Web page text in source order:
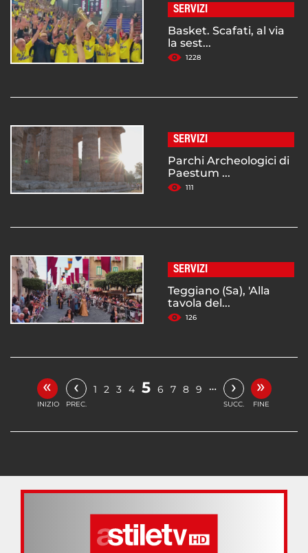
SERVIZI
Basket. Scafati, al via
la sest...
1228
SERVIZI
Parchi Archeologici di
Paestum ...
111
SERVIZI
Teggiano (Sa), 'Alla
tavola del...
126
«
INIZIO
‹
PREC.
1 2 3 4 5 6 7 8 9 … ›
SUCC.
»
FINE